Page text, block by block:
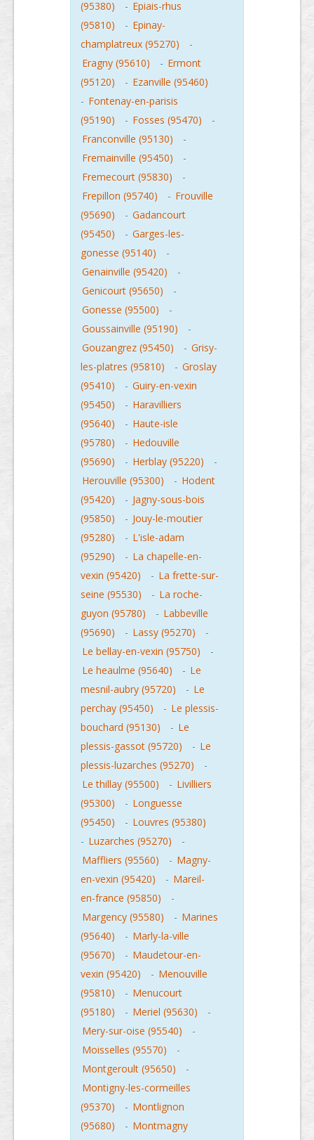
(95380) - Epiais-rhus
(95810)
- Epinay-
champlatreux (95270)
-
Eragny (95610)
- Ermont
(95120)
- Ezanville (95460)
- Fontenay-en-parisis
(95190)
- Fosses (95470)
-
Franconville (95130)
-
Fremainville (95450)
-
Fremecourt (95830)
-
Frepillon (95740)
- Frouville
(95690)
- Gadancourt
(95450)
- Garges-les-
gonesse (95140)
-
Genainville (95420)
-
Genicourt (95650)
-
Gonesse (95500)
-
Goussainville (95190)
-
Gouzangrez (95450)
- Grisy-
les-platres (95810)
- Groslay
(95410)
- Guiry-en-vexin
(95450)
- Haravilliers
(95640)
- Haute-isle
(95780)
- Hedouville
(95690)
- Herblay (95220)
-
Herouville (95300)
- Hodent
(95420)
- Jagny-sous-bois
(95850)
- Jouy-le-moutier
(95280)
- L'isle-adam
(95290)
- La chapelle-en-
vexin (95420)
- La frette-sur-
seine (95530)
- La roche-
guyon (95780)
- Labbeville
(95690)
- Lassy (95270)
-
Le bellay-en-vexin (95750)
-
Le heaulme (95640)
- Le
mesnil-aubry (95720)
- Le
perchay (95450)
- Le plessis-
bouchard (95130)
- Le
plessis-gassot (95720)
- Le
plessis-luzarches (95270)
-
Le thillay (95500)
- Livilliers
(95300)
- Longuesse
(95450)
- Louvres (95380)
- Luzarches (95270)
-
Maffliers (95560)
- Magny-
en-vexin (95420)
- Mareil-
en-france (95850)
-
Margency (95580)
- Marines
(95640)
- Marly-la-ville
(95670)
- Maudetour-en-
vexin (95420)
- Menouville
(95810)
- Menucourt
(95180)
- Meriel (95630)
-
Mery-sur-oise (95540)
-
Moisselles (95570)
-
Montgeroult (95650)
-
Montigny-les-cormeilles
(95370)
- Montlignon
(95680)
- Montmagny